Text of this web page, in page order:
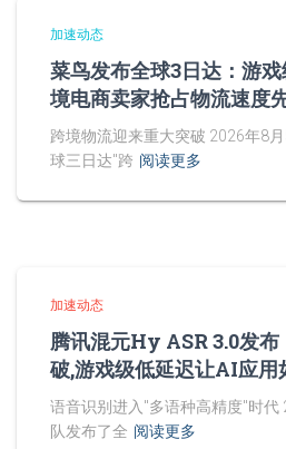
加速动态
菜鸟发布全球3日达：游
境电商卖家抢占物流速度
跨境物流迎来重大突破 2026年8
球三日达"跨 阅读更多
加速动态
腾讯混元Hy ASR 3.0发
破,游戏级低延迟让AI应用
语音识别进入"多语种高精度"时代
队发布了全 阅读更多